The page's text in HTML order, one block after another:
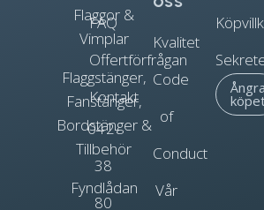
FAQ
Offertförfrågan
Kontakt
042-
38
80
Kvalitet
Code
of
Conduct
Vår
Ångra
Flaggor &
Vimplar
Flaggstänger,
Fanstänger,
Bordstänger &
Tillbehör
Fyndlådan